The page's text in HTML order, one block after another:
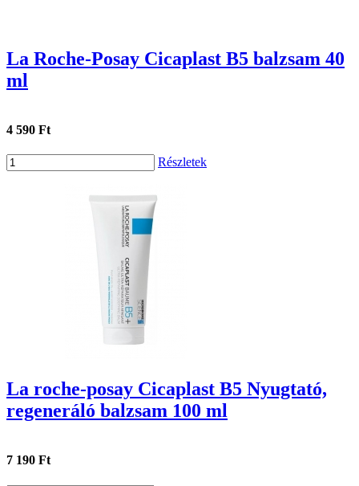
La Roche-Posay Cicaplast B5 balzsam 40
ml
4 590 Ft
Részletek
La roche-posay Cicaplast B5 Nyugtató,
regeneráló balzsam 100 ml
7 190 Ft